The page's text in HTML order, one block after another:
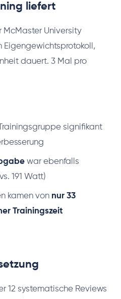
liefert
McMaster University
Eigengewichtsprotokoll,
dauert. 3 Mal pro
signifikant
war ebenfalls
191 Watt)
kamen von nur 33
Trainingszeit
12 systematische Reviews